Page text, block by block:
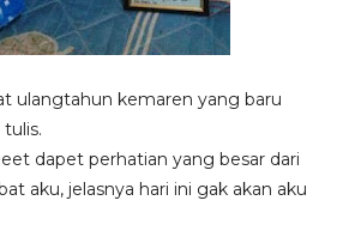
ulangtahun kemaren yang baru
dapet perhatian yang besar dari
aku, jelasnya hari ini gak akan aku